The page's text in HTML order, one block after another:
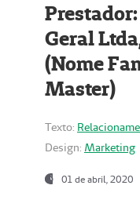
Geral
(Nome
Master)
Texto:
Design: Marketing
01 de abril, 2020